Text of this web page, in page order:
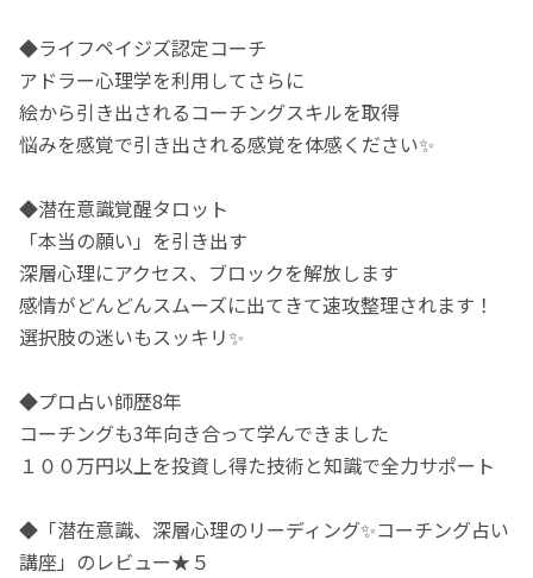
◆ライフペイジズ認定コーチ
アドラー心理学を利用してさらに
絵から引き出されるコーチングスキルを取得
悩みを感覚で引き出される感覚を体感ください✨
◆潜在意識覚醒タロット
「本当の願い」を引き出す
深層心理にアクセス、ブロックを解放します
感情がどんどんスムーズに出てきて速攻整理されます！
選択肢の迷いもスッキリ✨
◆プロ占い師歴8年
コーチングも3年向き合って学んできました
１００万円以上を投資し得た技術と知識で全力サポート
◆「潜在意識、深層心理のリーディング✨コーチング占い
講座」のレビュー★５